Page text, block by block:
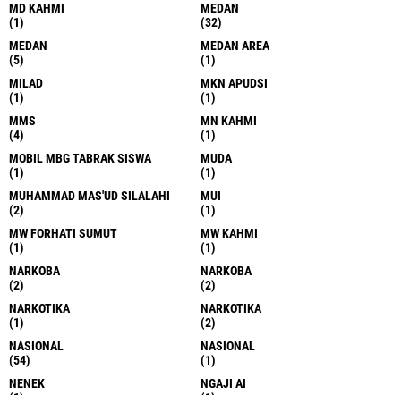
MD KAHMI
(1)
MEDAN
(32)
MEDAN
(5)
MEDAN AREA
(1)
MILAD
(1)
MKN APUDSI
(1)
MMS
(4)
MN KAHMI
(1)
MOBIL MBG TABRAK SISWA
(1)
MUDA
(1)
MUHAMMAD MAS'UD SILALAHI
(2)
MUI
(1)
MW FORHATI SUMUT
(1)
MW KAHMI
(1)
NARKOBA
(2)
NARKOBA
(2)
NARKOTIKA
(1)
NARKOTIKA
(2)
NASIONAL
(54)
NASIONAL
(1)
NENEK
NGAJI AI